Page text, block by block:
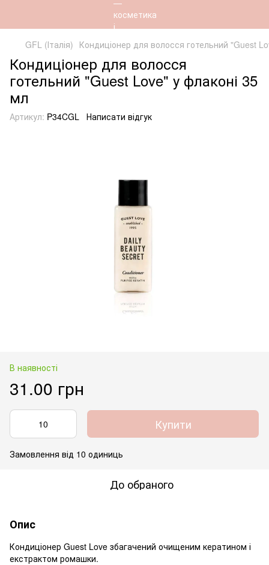
GFL (Італія) Кондиціонер для волосся готельний "Guest
Кондиціонер для волосся
готельний "Guest Love" у флаконі 35
мл
Артикул: P34CGL Написати відгук
В наявності
31.00 грн
Купити
Замовлення від 10 одиниць
До обраного
Опис
Кондиціонер Guest Love збагачений очищеним кератином і
екстрактом ромашки.